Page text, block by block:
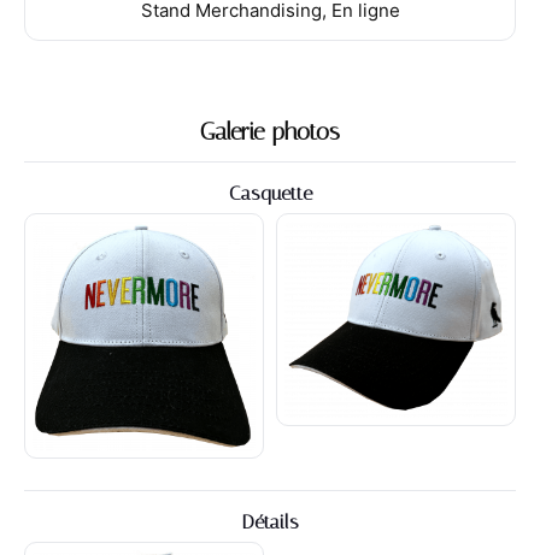
Stand Merchandising, En ligne
Galerie photos
Casquette
Détails